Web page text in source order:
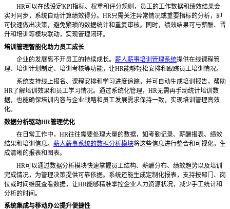
HR可以在线设定KPI指标、权重和评分规则，员工的工作数据和绩效结果会
实时同步，系统自动计算绩效得分。HR只需关注异常情况或重要指标的分析，即
可快速做出决策，避免繁琐的数据统计和重复审核。同时，绩效结果可与薪酬、晋
升和培训等模块联动，实现管理闭环。
培训管理智能化助力员工成长
企业的发展离不开员工的持续成长。 薪人薪事培训管理系统提供在线课程管
理、培训计划制定、培训考核等功能，让HR能够轻松安排和跟踪员工培训情况。
系统支持线上报名、课程安排和学习进度追踪，并可自动生成培训报告，帮助
HR了解培训效果和员工学习情况。通过系统化管理，HR无需再手动统计培训数
据，也能确保培训内容与企业战略和员工发展需求保持一致，实现培训管理高效
化。
数据分析驱动HR管理优化
在日常工作中，HR往往需要处理大量的数据，如考勤记录、薪酬报表、绩效
结果和培训信息。 薪人薪事系统的数据分析模块将这些信息进行整合和可视化，生
成清晰的报表和图表。
HR可以通过数据分析模块快速掌握员工结构、薪酬分布、绩效趋势以及培训
完成情况，为管理决策提供可靠依据。系统还能生成定制化报表，支持按部门、岗
位或时间维度查看数据，让HR能够精准掌控企业人力资源状况，减少手工统计和
分析的时间。
系统集成与移动办公提升便捷性